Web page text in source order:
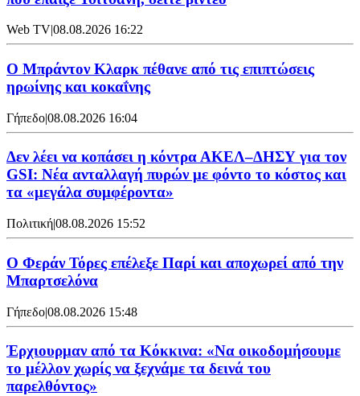
Web TV|08.08.2026 16:22
Ο Μπράντον Κλαρκ πέθανε από τις επιπτώσεις
ηρωίνης και κοκαΐνης
Γήπεδο|08.08.2026 16:04
Δεν λέει να κοπάσει η κόντρα ΑΚΕΛ–ΔΗΣΥ για τον
GSI: Νέα ανταλλαγή πυρών με φόντο το κόστος και
τα «μεγάλα συμφέροντα»
Πολιτική|08.08.2026 15:52
Ο Φεράν Τόρες επέλεξε Παρί και αποχωρεί από την
Μπαρτσελόνα
Γήπεδο|08.08.2026 15:48
Έρχιουρμαν από τα Κόκκινα: «Να οικοδομήσουμε
το μέλλον χωρίς να ξεχνάμε τα δεινά του
παρελθόντος»